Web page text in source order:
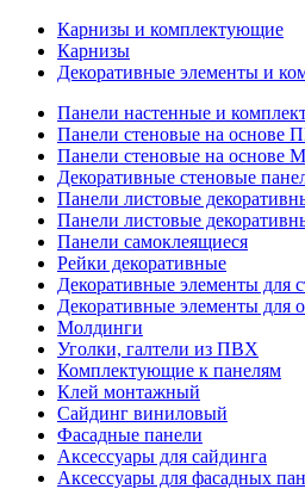
Карнизы и комплектующие
Карнизы
Декоративные элементы и
Панели настенные и
Панели стеновые на основе
Панели стеновые на основе
Декоративные стеновые
Панели листовые
Панели листовые
Панели самоклеящиеся
Рейки декоративные
Декоративные элементы для
Декоративные элементы для
Молдинги
Уголки, галтели из ПВХ
Комплектующие к панелям
Клей монтажный
Сайдинг виниловый
Фасадные панели
Аксессуары для сайдинга
Аксессуары для фасадных